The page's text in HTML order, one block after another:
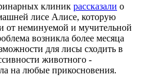
клиник рассказали о
лисе Алисе, которую
от неминуемой и мучительной
возникла более месяца
для лисы сходить в
животного -
на любые прикосновения.